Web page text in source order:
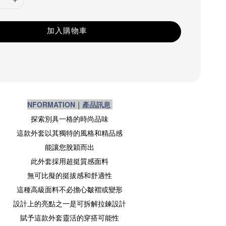
加入購物車
NFORMATION｜產品訊息
探索別具一格的時尚品味
這款外套以其獨特的風格和精品感
能讓您脫穎而出
此外套採用超挺質感面料
無可比擬的挺拔感和舒適性
這種高級面料不必擔心皺褶或變形
設計上的亮點之一是可拆解拉鍊設計
賦予這款外套靈活的穿搭可能性